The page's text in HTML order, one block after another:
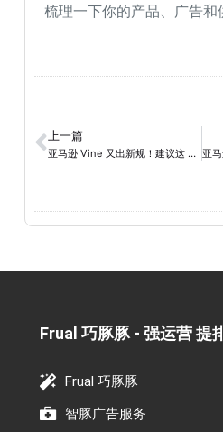
梳理一下你的产品、广告和
上一篇
亚马逊 Vine 又出新规！建议这 3 类卖家需尽快调整运营策略
Frual 巧豚豚 - 强运营 提
Frual 巧豚豚
智豚广告服务